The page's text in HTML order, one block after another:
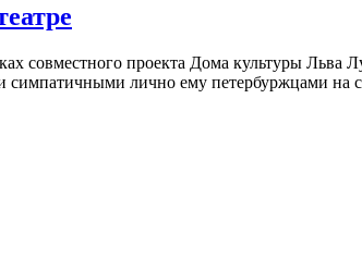
совместного проекта Дома культуры Льва
лично ему петербуржцами на